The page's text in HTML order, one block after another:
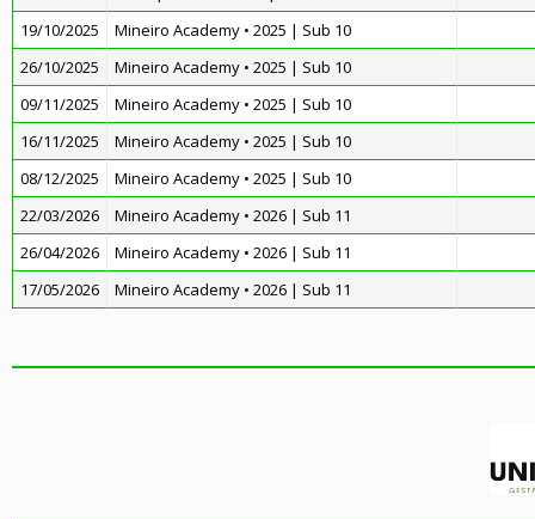
19/10/2025
Mineiro Academy • 2025 | Sub 10
26/10/2025
Mineiro Academy • 2025 | Sub 10
09/11/2025
Mineiro Academy • 2025 | Sub 10
16/11/2025
Mineiro Academy • 2025 | Sub 10
08/12/2025
Mineiro Academy • 2025 | Sub 10
22/03/2026
Mineiro Academy • 2026 | Sub 11
26/04/2026
Mineiro Academy • 2026 | Sub 11
17/05/2026
Mineiro Academy • 2026 | Sub 11